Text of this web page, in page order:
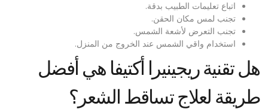
اتباع تعليمات الطبيب بدقة.
تجنب لمس مكان الحقن.
تجنب التعرض لأشعة الشمس.
استخدام واقي الشمس عند الخروج من المنزل.
هل تقنية ريجينيرا أكتيفا هي أفضل
طريقة لعلاج تساقط الشعر؟